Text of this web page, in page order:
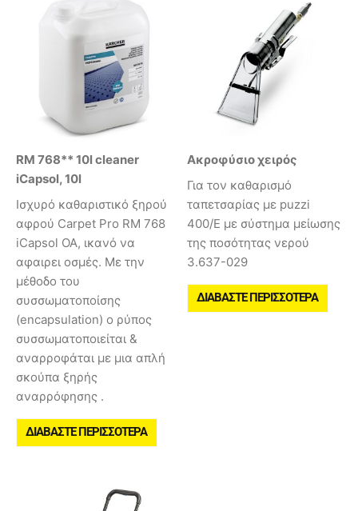
RM 768** 10l cleaner
iCapsol, 10l
Ισχυρό καθαριστικό ξηρού
αφρού Carpet Pro RM 768
iCapsol ΟΑ, ικανό να
αφαιρει οσμές. Με την
μέθοδο του
συσσωματοποίσης
(encapsulation) ο ρύπος
συσσωματοποιείται &
αναρροφάται με μια απλή
σκούπα ξηρής
αναρρόφησης .
ΔΙΑΒΆΣΤΕ ΠΕΡΙΣΣΌΤΕΡΑ
Ακροφύσιο χειρός
Για τον καθαρισμό
ταπετσαρίας με puzzi
400/E με σύστημα μείωσης
της ποσότητας νερού
3.637-029
ΔΙΑΒΆΣΤΕ ΠΕΡΙΣΣΌΤΕΡΑ